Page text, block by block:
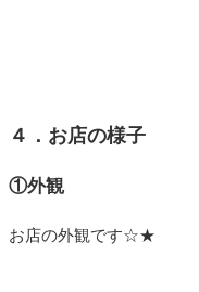
４．お店の様子
①外観
お店の外観です☆★